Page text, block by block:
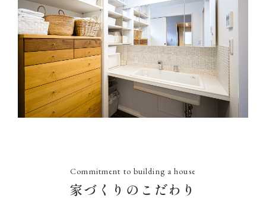
Commitment to building a house
家づくりのこだわり